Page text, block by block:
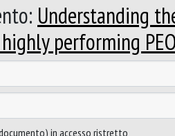
Understanding
performing
in accesso ristretto